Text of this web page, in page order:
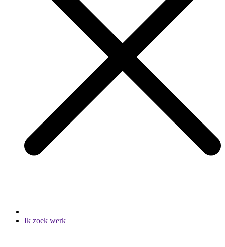
Ik zoek werk